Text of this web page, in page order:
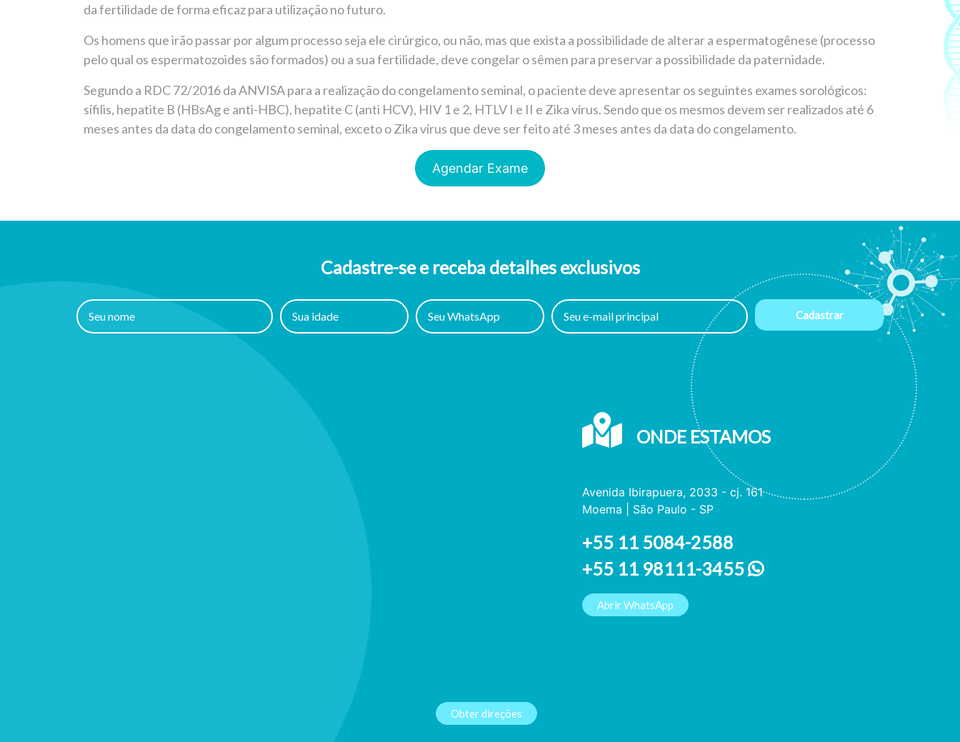
da fertilidade de forma eficaz para utilização no futuro.
​Os homens que irão passar por algum processo seja ele cirúrgico, ou não, mas que exista a possibilidade de alterar a espermatogênese (processo
pelo qual os espermatozoides são formados) ou a sua fertilidade, deve congelar o sêmen para preservar a possibilidade da paternidade.
Segundo a RDC 72/2016 da ANVISA para a realização do congelamento seminal, o paciente deve apresentar os seguintes exames sorológicos:
sífilis, hepatite B (HBsAg e anti-HBC), hepatite C (anti HCV), HIV 1 e 2, HTLV I e II e Zika vírus. Sendo que os mesmos devem ser realizados até 6
meses antes da data do congelamento seminal, exceto o Zika vírus que deve ser feito até 3 meses antes da data do congelamento.
Agendar Exame
Cadastre-se e receba detalhes exclusivos
Obter direções
ONDE ESTAMOS
Avenida Ibirapuera, 2033 - cj. 161
Moema | São Paulo - SP
+55 11 5084-2588
+55 11 98111-3455
Abrir WhatsApp